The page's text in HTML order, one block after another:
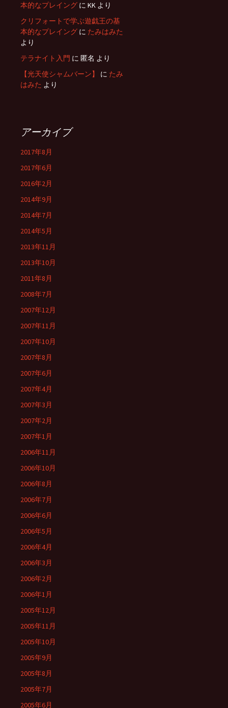
本的なプレイング に KK より
クリフォートで学ぶ遊戯王の基
本的なプレイング に たみはみた
より
テラナイト入門 に 匿名 より
【光天使シャムバーン】
に たみ
はみた より
アーカイブ
2017年8月
2017年6月
2016年2月
2014年9月
2014年7月
2014年5月
2013年11月
2013年10月
2011年8月
2008年7月
2007年12月
2007年11月
2007年10月
2007年8月
2007年6月
2007年4月
2007年3月
2007年2月
2007年1月
2006年11月
2006年10月
2006年8月
2006年7月
2006年6月
2006年5月
2006年4月
2006年3月
2006年2月
2006年1月
2005年12月
2005年11月
2005年10月
2005年9月
2005年8月
2005年7月
2005年6月